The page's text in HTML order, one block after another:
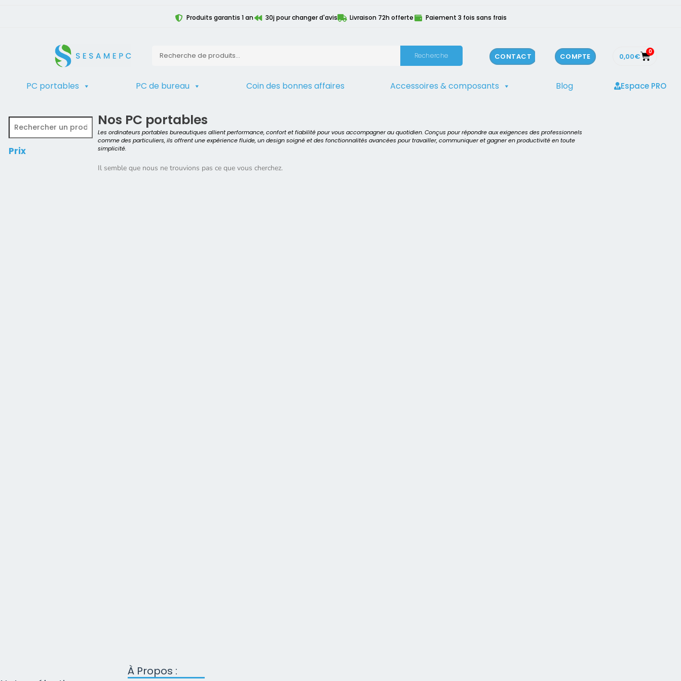
Produits garantis 1 an 30j pour changer d'avis Livraison 72h offerte Paiement 3 fois sans frais
Recherche CONTACT COMPTE 0,00€ 0
PC portables PC de bureau Coin des bonnes affaires Accessoires & composants Blog
Espace PRO
Prix
Nos PC portables
Les ordinateurs portables bureautiques allient performance, confort et fiabilité pour vous accompagner au quotidien. Conçus pour répondre aux exigences des professionnels
comme des particuliers, ils offrent une expérience fluide, un design soigné et des fonctionnalités avancées pour travailler, communiquer et gagner en productivité en toute
simplicité.
Il semble que nous ne trouvions pas ce que vous cherchez.
À Propos :